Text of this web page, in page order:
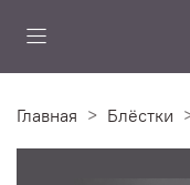
Главная Блёстки